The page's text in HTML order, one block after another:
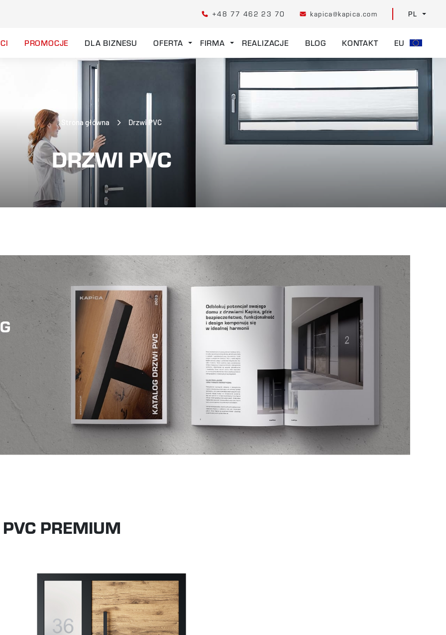
+48 77 462 23 70 kapica@kapica.com PL
PROMOCJE DLA BIZNESU OFERTA FIRMA REALIZACJE BLOG KONTAKT EU
Strona główna Drzwi PVC
DRZWI PVC
PREMIUM